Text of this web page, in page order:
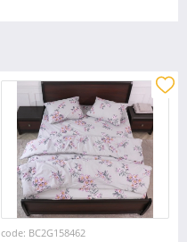
code: BC2G158462